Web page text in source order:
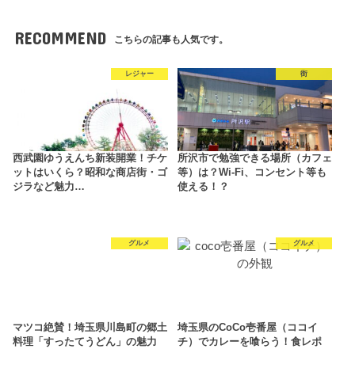
RECOMMEND こちらの記事も人気です。
レジャー
西武園ゆうえんち新装開業！チケ
ットはいくら？昭和な商店街・ゴ
ジラなど魅力…
街
所沢市で勉強できる場所（カフェ
等）は？Wi-Fi、コンセント等も
使える！？
グルメ
マツコ絶賛！埼玉県川島町の郷土
料理「すったてうどん」の魅力
グルメ
埼玉県のCoCo壱番屋（ココイ
チ）でカレーを喰らう！食レポ